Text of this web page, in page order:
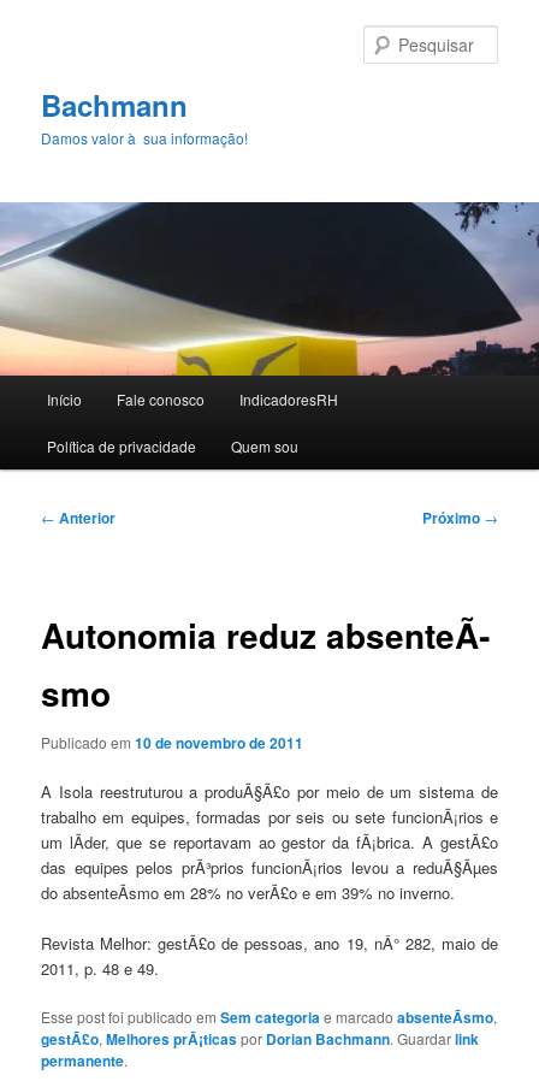
principalBachmann
Damos valor à sua informação!
principal
Início Fale conosco IndicadoresRH
Polí­tica de privacidade Quem sou
Navegação
← Anterior Próximo →
Autonomia reduz absenteÃ­
smo
Publicado em10 de novembro de 2011
A Isola reestruturou a produÃ§Ã£o por meio de um sistema de
trabalho em equipes, formadas por seis ou sete funcionÃ¡rios e
um lÃ­der, que se reportavam ao gestor da fÃ¡brica. A gestÃ£o
das equipes pelos prÃ³prios funcionÃ¡rios levou a reduÃ§Ãµes
do absenteÃ­smo em 28% no verÃ£o e em 39% no inverno.
Revista Melhor: gestÃ£o de pessoas, ano 19, nÂ° 282, maio de
2011, p. 48 e 49.
Esse post foi publicado emSem categoriae marcadoabsenteÃ­smo,
gestÃ£o,Melhores prÃ¡ticaspor Dorian Bachmann. Guardarlink
permanente.